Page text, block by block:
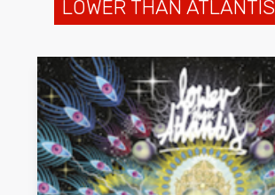
INTERJÚK
PREMIEREK
KULT
LOWER THAN ATLANTIS